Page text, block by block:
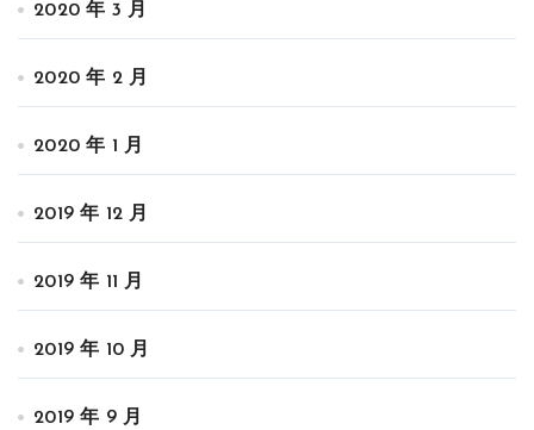
2020 年 3 月
2020 年 2 月
2020 年 1 月
2019 年 12 月
2019 年 11 月
2019 年 10 月
2019 年 9 月